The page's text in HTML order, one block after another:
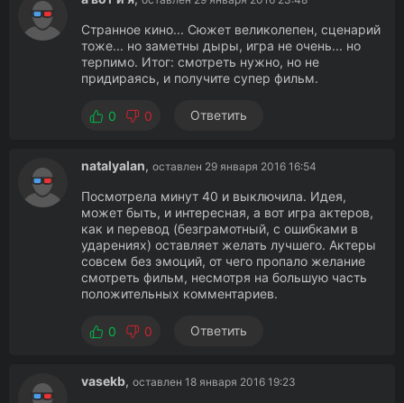
Странное кино... Сюжет великолепен, сценарий
тоже... но заметны дыры, игра не очень... но
терпимо. Итог: смотреть нужно, но не
придираясь, и получите супер фильм.
0 0 Ответить
natalyalan, оставлен 29 января 2016 16:54
Посмотрела минут 40 и выключила. Идея,
может быть, и интересная, а вот игра актеров,
как и перевод (безграмотный, с ошибками в
ударениях) оставляет желать лучшего. Актеры
совсем без эмоций, от чего пропало желание
смотреть фильм, несмотря на большую часть
положительных комментариев.
0 0 Ответить
vasekb, оставлен 18 января 2016 19:23